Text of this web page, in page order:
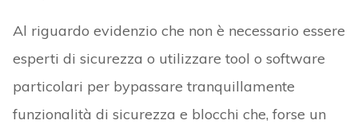
Al riguardo evidenzio che non è necessario essere
esperti di sicurezza o utilizzare tool o software
particolari per bypassare tranquillamente
funzionalità di sicurezza e blocchi che, forse un